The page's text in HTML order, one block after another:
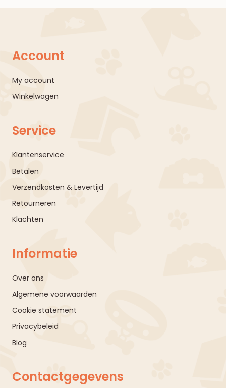
Account
My account
Winkelwagen
Service
Klantenservice
Betalen
Verzendkosten & Levertijd
Retourneren
Klachten
Informatie
Over ons
Algemene voorwaarden
Cookie statement
Privacybeleid
Blog
Contactgegevens